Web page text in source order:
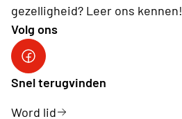
gezelligheid? Leer ons kennen!
Volg ons
facebook
Snel terugvinden
Word lid